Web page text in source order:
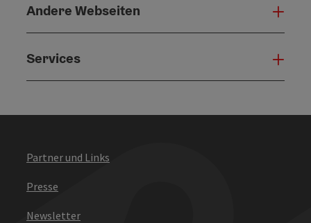
Andere Webseiten
Services
Partner und Links
Presse
Newsletter